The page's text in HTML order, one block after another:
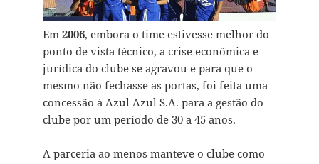
Em 2006, embora o time estivesse melhor do
ponto de vista técnico, a crise econômica e
jurídica do clube se agravou e para que o
mesmo não fechasse as portas, foi feita uma
concessão à Azul Azul S.A. para a gestão do
clube por um período de 30 a 45 anos.
A parceria ao menos manteve o clube como